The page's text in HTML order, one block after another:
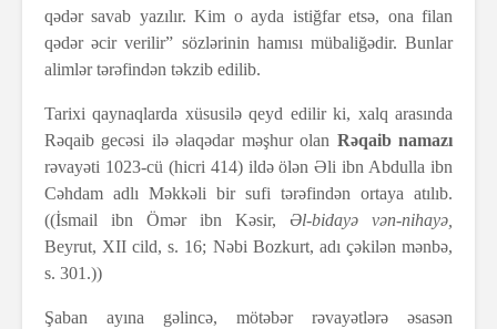
qədər savab yazılır. Kim o ayda istiğfar etsə, ona filan
qədər əcir verilir” sözlərinin hamısı mübaliğədir. Bunlar
alimlər tərəfindən təkzib edilib.
Tarixi qaynaqlarda xüsusilə qeyd edilir ki, xalq arasında
Rəqaib gecəsi ilə əlaqədar məşhur olan Rəqaib namazı
rəvayəti 1023-cü (hicri 414) ildə ölən Əli ibn Abdulla ibn
Cəhdam adlı Məkkəli bir sufi tərəfindən ortaya atılıb.
((İsmail ibn Ömər ibn Kəsir, Əl-bidayə vən-nihayə,
Beyrut, XII cild, s. 16; Nəbi Bozkurt, adı çəkilən mənbə,
s. 301.))
Şaban ayına gəlincə, mötəbər rəvayətlərə əsasən